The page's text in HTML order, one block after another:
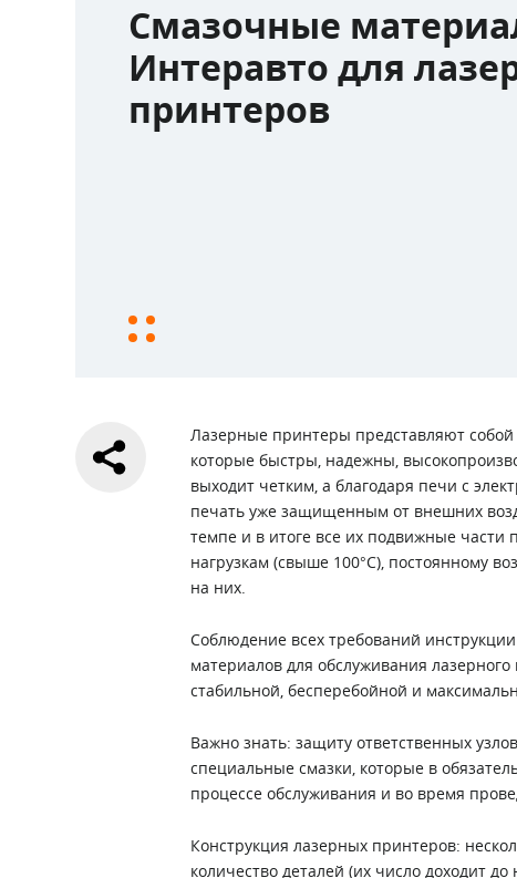
Смазочные
Интеравто для
принтеров
Лазерные принтеры представляют
которые быстры, надежны,
выходит четким, а благодаря печи с
печать уже защищенным от внешних
темпе и в итоге все их подвижные
нагрузкам (свыше 100°С), постоянному
на них.
Соблюдение всех требований
материалов для обслуживания лазерного
стабильной, бесперебойной и
Важно знать: защиту ответственных
специальные смазки, которые в
процессе обслуживания и во время
Конструкция лазерных принтеров:
количество деталей (их число доходит